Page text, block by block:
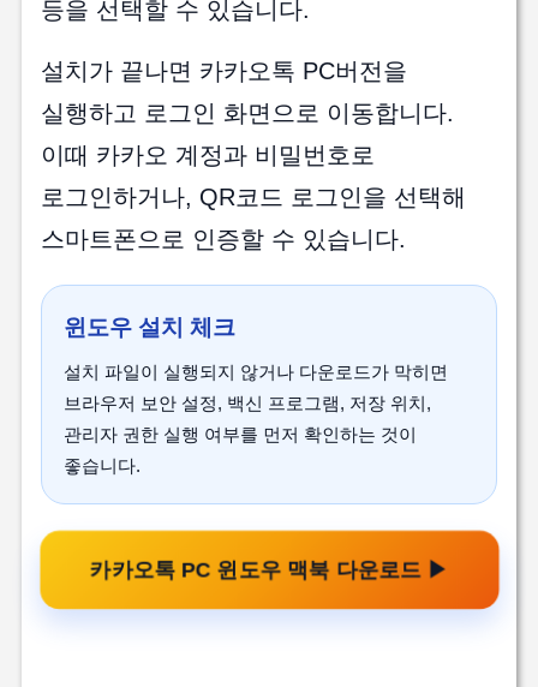
등을 선택할 수 있습니다.
설치가 끝나면 카카오톡 PC버전을
실행하고 로그인 화면으로 이동합니다.
이때 카카오 계정과 비밀번호로
로그인하거나, QR코드 로그인을 선택해
스마트폰으로 인증할 수 있습니다.
윈도우 설치 체크
설치 파일이 실행되지 않거나 다운로드가 막히면
브라우저 보안 설정, 백신 프로그램, 저장 위치,
관리자 권한 실행 여부를 먼저 확인하는 것이
좋습니다.
카카오톡 PC 윈도우 맥북 다운로드 ▶